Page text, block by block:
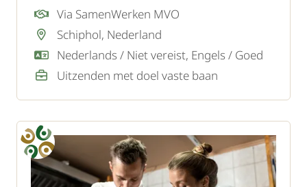
vijfsterrenhotel bij Schiphol? In deze functie
combineer je culinaire creativiteit met precisie
en draag je bij aan een unieke gastronomische
ervaring voor internationale gasten.
Via SamenWerken MVO
Schiphol, Nederland
Nederlands / Niet vereist, Engels / Goed
Uitzenden met doel vaste baan